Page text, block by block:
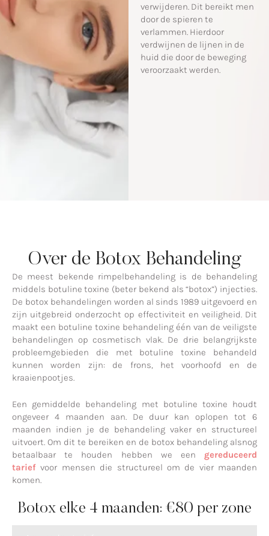
verwijderen. Dit bereikt men
door de spieren te
verlammen. Hierdoor
verdwijnen de lijnen in de
huid die door de beweging
veroorzaakt werden.
Over de Botox Behandeling
De meest bekende rimpelbehandeling is de behandeling
middels botuline toxine (beter bekend als “botox”) injecties.
De botox behandelingen worden al sinds 1989 uitgevoerd en
zijn uitgebreid onderzocht op effectiviteit en veiligheid. Dit
maakt een botuline toxine behandeling één van de veiligste
behandelingen op cosmetisch vlak. De drie belangrijkste
probleemgebieden die met botuline toxine behandeld
kunnen worden zijn: de frons, het voorhoofd en de
kraaienpootjes.
Een gemiddelde behandeling met botuline toxine houdt
ongeveer 4 maanden aan. De duur kan oplopen tot 6
maanden indien je de behandeling vaker en structureel
uitvoert. Om dit te bereiken en de botox behandeling alsnog
betaalbaar te houden hebben we een gereduceerd
tarief voor mensen die structureel om de vier maanden
komen.